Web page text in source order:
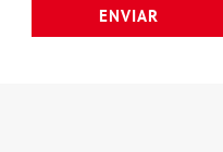
ENVIAR